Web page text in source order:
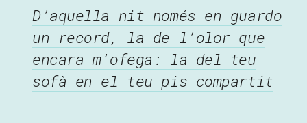
D’aquella nit només en guardo
un record, la de l’olor que
encara m’ofega: la del teu
sofà en el teu pis compartit